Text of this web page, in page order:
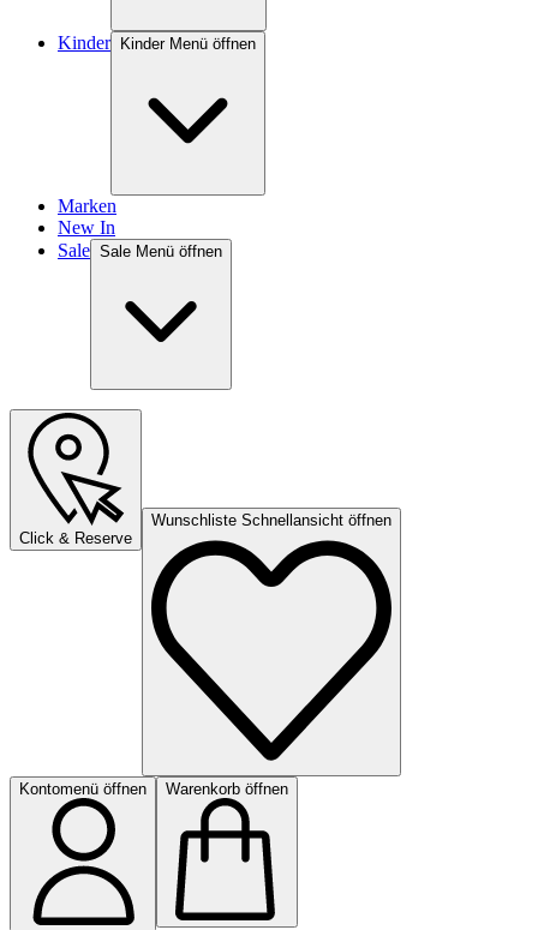
Kinder Kinder Menü öffnen
Marken
New In
Sale Sale Menü öffnen
Click & Reserve
Wunschliste Schnellansicht öffnen
Kontomenü öffnen Warenkorb öffnen